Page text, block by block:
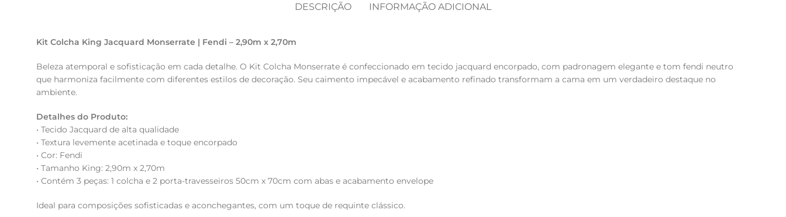
DESCRIÇÃO INFORMAÇÃO ADICIONAL
Kit Colcha King Jacquard Monserrate | Fendi – 2,90m x 2,70m
Beleza atemporal e sofisticação em cada detalhe. O Kit Colcha Monserrate é confeccionado em tecido jacquard encorpado, com padronagem elegante e tom fendi neutro
que harmoniza facilmente com diferentes estilos de decoração. Seu caimento impecável e acabamento refinado transformam a cama em um verdadeiro destaque no
ambiente.
Detalhes do Produto:
• Tecido Jacquard de alta qualidade
• Textura levemente acetinada e toque encorpado
• Cor: Fendi
• Tamanho King: 2,90m x 2,70m
• Contém 3 peças: 1 colcha e 2 porta-travesseiros 50cm x 70cm com abas e acabamento envelope
Ideal para composições sofisticadas e aconchegantes, com um toque de requinte clássico.